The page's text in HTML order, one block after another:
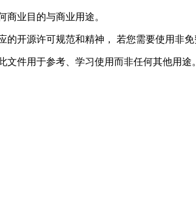
商业目的与商业用途。
的开源许可规范和精神， 若您需要使用非
件用于参考、学习使用而非任何其他用途。